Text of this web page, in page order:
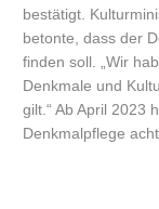
bestätigt.
betonte, dass der
finden soll. „Wir
Denkmale und
gilt.“ Ab April 2023
Denkmalpflege